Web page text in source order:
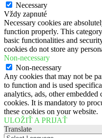
Necessary
Vždy zapnuté
Necessary cookies are
function properly. This
basic functionalities and
cookies do not store any
Non-necessary
Non-necessary
Any cookies that may not be
to function and is used
analytics, ads, other embedded
cookies. It is mandatory to
these cookies on your website.
ULOŽIŤ A PRIJAŤ
Translate